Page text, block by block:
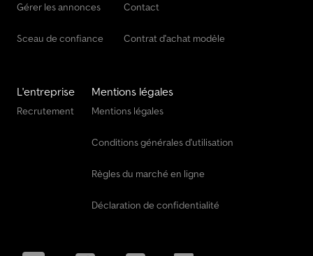
Gérer les annonces
Sceau de confiance
Contact
Contrat d'achat modèle
L'entreprise
Recrutement
Mentions légales
Mentions légales
Conditions générales d'utilisation
Règles du marché en ligne
Déclaration de confidentialité